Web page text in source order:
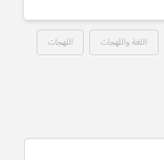
اللغة واللهجات اللهجات